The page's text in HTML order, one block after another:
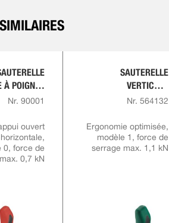
À POIGNÉE
ROUGE
Nr. 90001
ouvert
0, force de
0,7 kN
SAUTERELLE
VERTICALE
COMFORTLINE
Nr. 564132
Ergonomie optimisée,
modèle 1, force de
serrage max. 1,1 kN